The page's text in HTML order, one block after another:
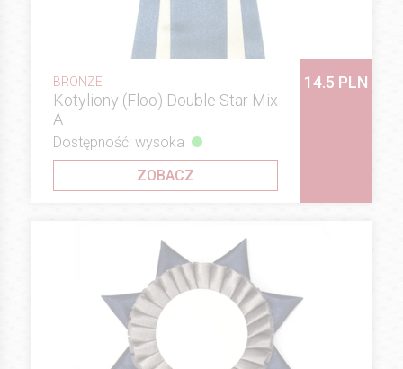
BRONZE
Kotyliony (Floo) Double Star Mix
A
14.5 PLN
Dostępność: wysoka
ZOBACZ